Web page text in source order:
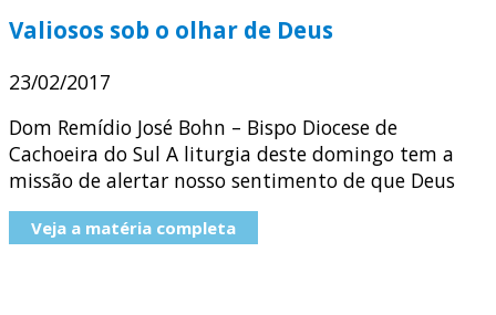
Valiosos sob o olhar de Deus
23/02/2017
Dom Remídio José Bohn – Bispo Diocese de
Cachoeira do Sul A liturgia deste domingo tem a
missão de alertar nosso sentimento de que Deus
Veja a matéria completa